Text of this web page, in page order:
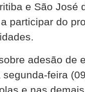
e São José
participar do
adesão de
feira